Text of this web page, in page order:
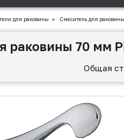
для раковины » Смеситель для
раковины 70 мм
Общая